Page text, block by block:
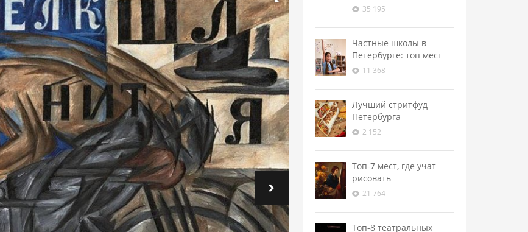
35 195
Частные школы в
Петербурге: топ мест
11 368
Лучший стритфуд
Петербурга
2 152
Топ-7 мест, где учат
рисовать
21 764
Топ-8 театральных